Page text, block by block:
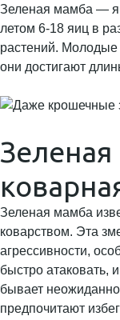
Зеленая мамба —
летом 6-18 яиц в
растений.
они достигают
Зеленая мамба
коварством. Эта
агрессивности,
быстро атаковать,
бывает
предпочитают